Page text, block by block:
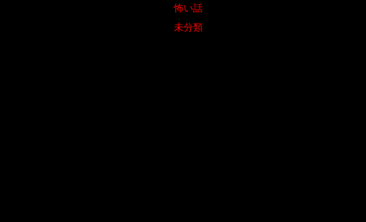
怖い話
未分類